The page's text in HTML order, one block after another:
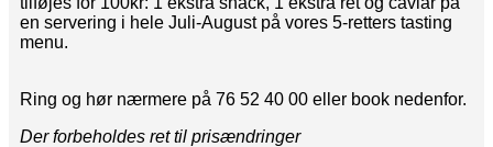
en servering i hele Juli-August på vores 5-retters tasting
menu.
Ring og hør nærmere på 76 52 40 00 eller book nedenfor.
Der forbeholdes ret til prisændringer